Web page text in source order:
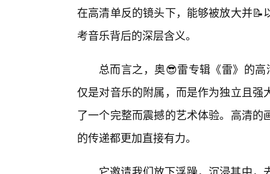
在高清单反的镜头下，能够被放大并
考音乐背后的深层含义。
总而言之，奥😎雷专辑《雷》的
仅是对音乐的附属，而是作为独立且
了一个完整而震撼的艺术体验。高清
的传递都更加直接有力。